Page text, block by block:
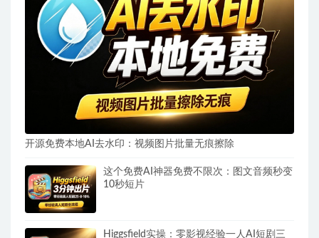
开源免费本地AI去水印：视频图片批量无痕擦除
这个免费AI神器免费不限次：图文音频秒变
10秒短片
Higgsfield实操：零影视经验一人AI短剧三